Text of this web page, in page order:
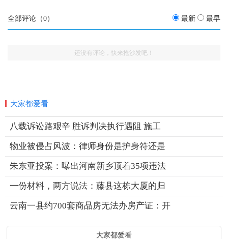
全部评论（0） 最新 最早
还没有评论，快来抢沙发吧！
大家都爱看
八载诉讼路艰辛 胜诉判决执行遇阻 施工
物业被侵占风波：律师身份是护身符还是
朱东亚投案：曝出河南新乡顶着35项违法
一份材料，两方说法：藤县这栋大厦的归
云南一县约700套商品房无法办房产证：开
大家都爱看